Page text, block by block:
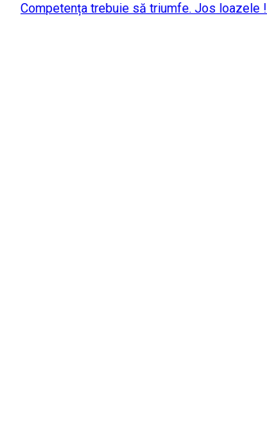
Competența trebuie să triumfe. Jos loazele !